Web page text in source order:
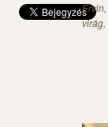
Ervin,
virág,